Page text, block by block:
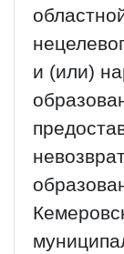
и (или)